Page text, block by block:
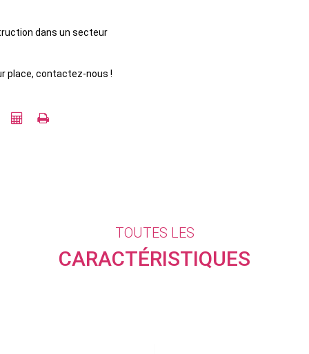
dans un secteur
place, contactez-nous !
TOUTES LES
CARACTÉRISTIQUES